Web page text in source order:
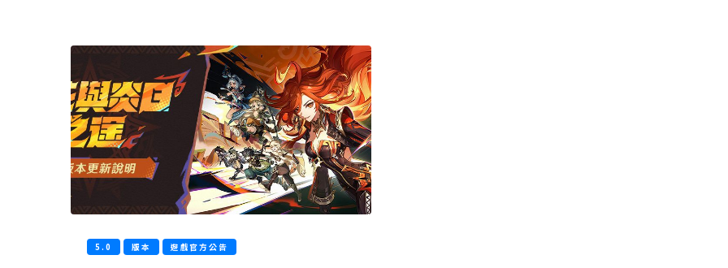
5.0 版本 遊戲官方公告